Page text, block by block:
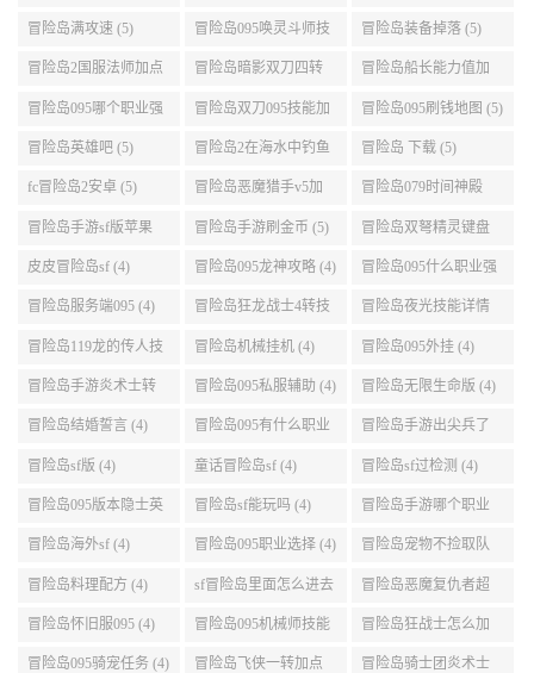
升级路线 (5)
冒险岛满攻速 (5) 冒险岛095唤灵斗师技
能介绍 (5)
冒险岛装备掉落 (5)
冒险岛2国服法师加点
(5)
冒险岛暗影双刀四转
任务 (5)
冒险岛船长能力值加
点 (5)
冒险岛095哪个职业强
势 (5)
冒险岛双刀095技能加
点 (5)
冒险岛095刷钱地图 (5)
冒险岛英雄吧 (5) 冒险岛2在海水中钓鱼
(5)
冒险岛 下载 (5)
fc冒险岛2安卓 (5) 冒险岛恶魔猎手v5加
点 (5)
冒险岛079时间神殿
999任务 (5)
冒险岛手游sf版苹果
(5)
冒险岛手游刷金币 (5) 冒险岛双弩精灵键盘
设置 (5)
皮皮冒险岛sf (4) 冒险岛095龙神攻略 (4) 冒险岛095什么职业强
(4)
冒险岛服务端095 (4) 冒险岛狂龙战士4转技
能加点 (4)
冒险岛夜光技能详情
(4)
冒险岛119龙的传人技
能加点 (4)
冒险岛机械挂机 (4) 冒险岛095外挂 (4)
冒险岛手游炎术士转
职 (4)
冒险岛095私服辅助 (4) 冒险岛无限生命版 (4)
冒险岛结婚誓言 (4) 冒险岛095有什么职业
(4)
冒险岛手游出尖兵了
吗 (4)
冒险岛sf版 (4) 童话冒险岛sf (4) 冒险岛sf过检测 (4)
冒险岛095版本隐士英
雄后期玩哪个好 (4)
冒险岛sf能玩吗 (4) 冒险岛手游哪个职业
厉害 (4)
冒险岛海外sf (4) 冒险岛095职业选择 (4) 冒险岛宠物不捡取队
友的东西 (4)
冒险岛料理配方 (4) sf冒险岛里面怎么进去
打扎昆啊 (4)
冒险岛恶魔复仇者超
级技能 (4)
冒险岛怀旧服095 (4) 冒险岛095机械师技能
(4)
冒险岛狂战士怎么加
点 (4)
冒险岛095骑宠任务 (4) 冒险岛飞侠一转加点 冒险岛骑士团炎术士